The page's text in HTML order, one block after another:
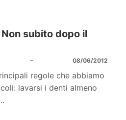
subito dopo il
- 08/06/2012
regole che abbiamo
lavarsi i denti almeno